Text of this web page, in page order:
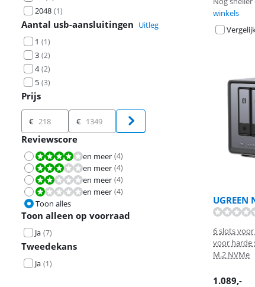
2048 (1)
Aantal usb-aansluitingen Uitleg
1 (1)
3 (2)
4 (2)
5 (3)
Prijs
Prijs
€ €
Reviewscore
Beoordeling is 8,0 van de 10.
en meer (4)
Beoordeling is 6,0 van de 10.
en meer (4)
Beoordeling is 4,0 van de 10.
en meer (4)
Beoordeling is 2,0 van de 10.
en meer (4)
Toon alles
Toon alleen op voorraad
Ja (7)
Tweedekans
Ja (1)
winkels
UGREEN
6 slots
voor harde
M.2 NVMe
1.089,-